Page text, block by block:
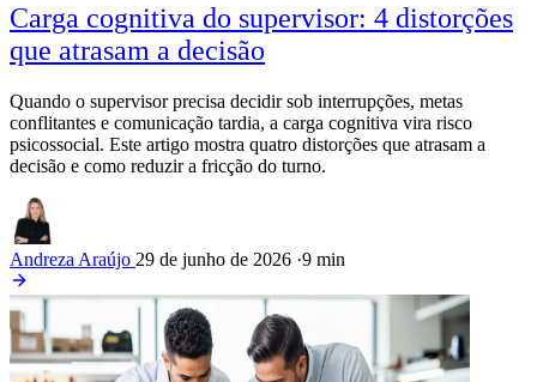
Carga cognitiva do supervisor: 4 distorções
que atrasam a decisão
Quando o supervisor precisa decidir sob interrupções, metas
conflitantes e comunicação tardia, a carga cognitiva vira risco
psicossocial. Este artigo mostra quatro distorções que atrasam a
decisão e como reduzir a fricção do turno.
Andreza Araújo 29 de junho de 2026 ·9 min